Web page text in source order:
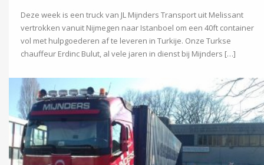
Deze week is een truck van JL Mijnders Transport uit Melissant
vertrokken vanuit Nijmegen naar Istanboel om een 40ft container
vol met hulpgoederen af te leveren in Turkije. Onze Turkse
chauffeur Erdinc Bulut, al vele jaren in dienst bij Mijnders […]